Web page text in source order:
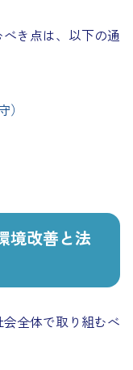
き点は、以下の通
境改善と法
全体で取り組むべ